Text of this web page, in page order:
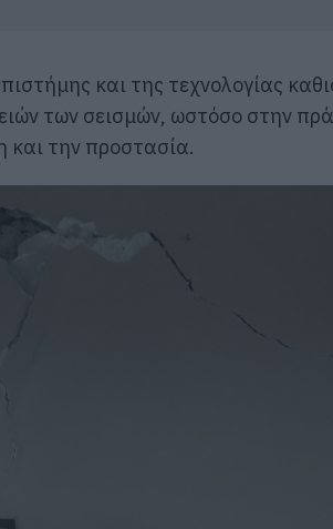
και της τεχνολογίας
των σεισμών, ωστόσο στην
την προστασία.